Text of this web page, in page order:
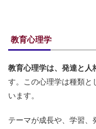
教育心理学
教育心理学は、発達と人
す。この心理学は種類と
います。
テーマが成長や、学習、